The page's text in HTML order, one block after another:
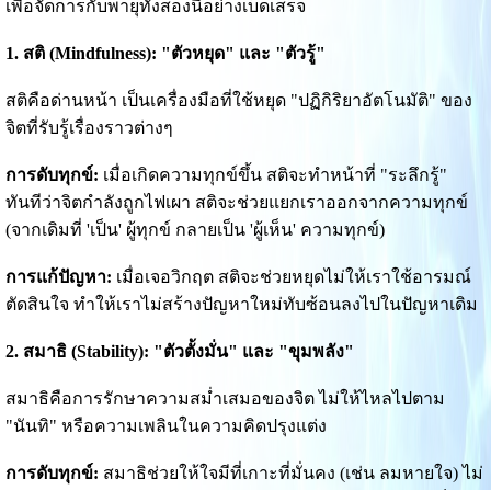
เพื่อจัดการกับพายุทั้งสองนี้อย่างเบ็ดเสร็จ
1. สติ (Mindfulness): "ตัวหยุด" และ "ตัวรู้"
สติคือด่านหน้า เป็นเครื่องมือที่ใช้หยุด "ปฏิกิริยาอัตโนมัติ" ของ
จิตที่รับรู้เรื่องราวต่างๆ
การดับทุกข์: เมื่อเกิดความทุกข์ขึ้น สติจะทำหน้าที่ "ระลึกรู้"
ทันทีว่าจิตกำลังถูกไฟเผา สติจะช่วยแยกเราออกจากความทุกข์
(จากเดิมที่ 'เป็น' ผู้ทุกข์ กลายเป็น 'ผู้เห็น' ความทุกข์)
การแก้ปัญหา: เมื่อเจอวิกฤต สติจะช่วยหยุดไม่ให้เราใช้อารมณ์
ตัดสินใจ ทำให้เราไม่สร้างปัญหาใหม่ทับซ้อนลงไปในปัญหาเดิม
2. สมาธิ (Stability): "ตัวตั้งมั่น" และ "ขุมพลัง"
สมาธิคือการรักษาความสม่ำเสมอของจิต ไม่ให้ไหลไปตาม
"นันทิ" หรือความเพลินในความคิดปรุงแต่ง
การดับทุกข์: สมาธิช่วยให้ใจมีที่เกาะที่มั่นคง (เช่น ลมหายใจ) ไม่